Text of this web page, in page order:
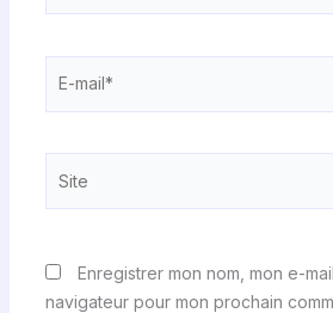
Enregistrer mon nom, mon e-
navigateur pour mon prochain